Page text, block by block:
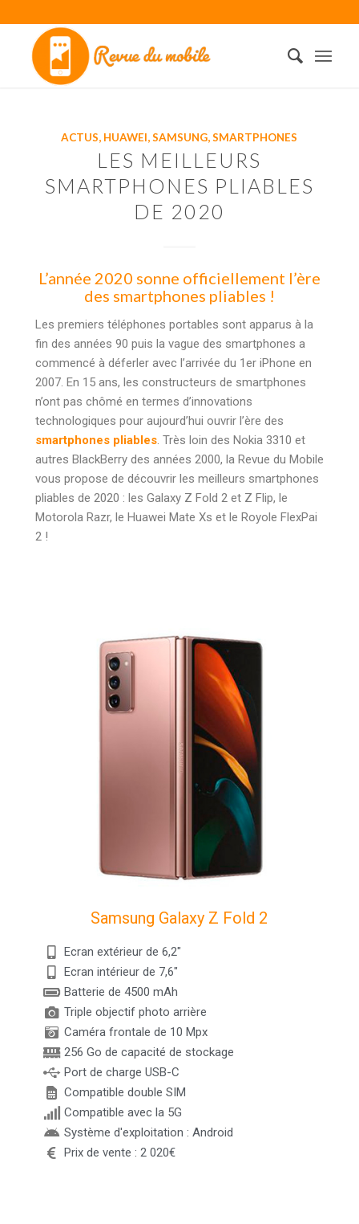
ACTUS, HUAWEI,SAMSUNG,SMARTPHONES
LES MEILLEURS
SMARTPHONES PLIABLES
DE 2020
L’année 2020 sonne officiellement l’ère
des smartphones pliables !
Les premiers téléphones portables sont apparus à la
fin des années 90 puis la vague des smartphones a
commencé à déferler avec l’arrivée du 1er iPhone en
2007. En 15 ans, les constructeurs de smartphones
n’ont pas chômé en termes d’innovations
technologiques pour aujourd’hui ouvrir l’ère des
smartphones pliables. Très loin des Nokia 3310 et
autres BlackBerry des années 2000, la Revue du Mobile
vous propose de découvrir les meilleurs smartphones
pliables de 2020 : les Galaxy Z Fold 2 et Z Flip, le
Motorola Razr, le Huawei Mate Xs et le Royole FlexPai
2 !
Samsung Galaxy Z Fold 2
Ecran extérieur de 6,2"
Ecran intérieur de 7,6"
Batterie de 4500 mAh
Triple objectif photo arrière
Caméra frontale de 10 Mpx
256 Go de capacité de stockage
Port de charge USB-C
Compatible double SIM
Compatible avec la 5G
Système d'exploitation : Android
Prix de vente : 2 020€